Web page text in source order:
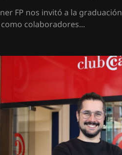
FP nos invitó a la
colaboradores...